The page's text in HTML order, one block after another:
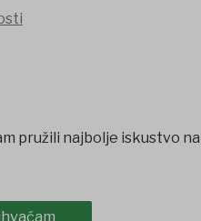
pružili najbolje iskustvo